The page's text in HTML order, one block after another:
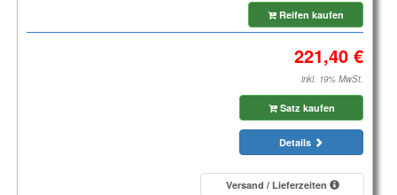
Reifen kaufen
inkl. 19% MwSt.
Satz kaufen
Details
Versand / Lieferzeiten